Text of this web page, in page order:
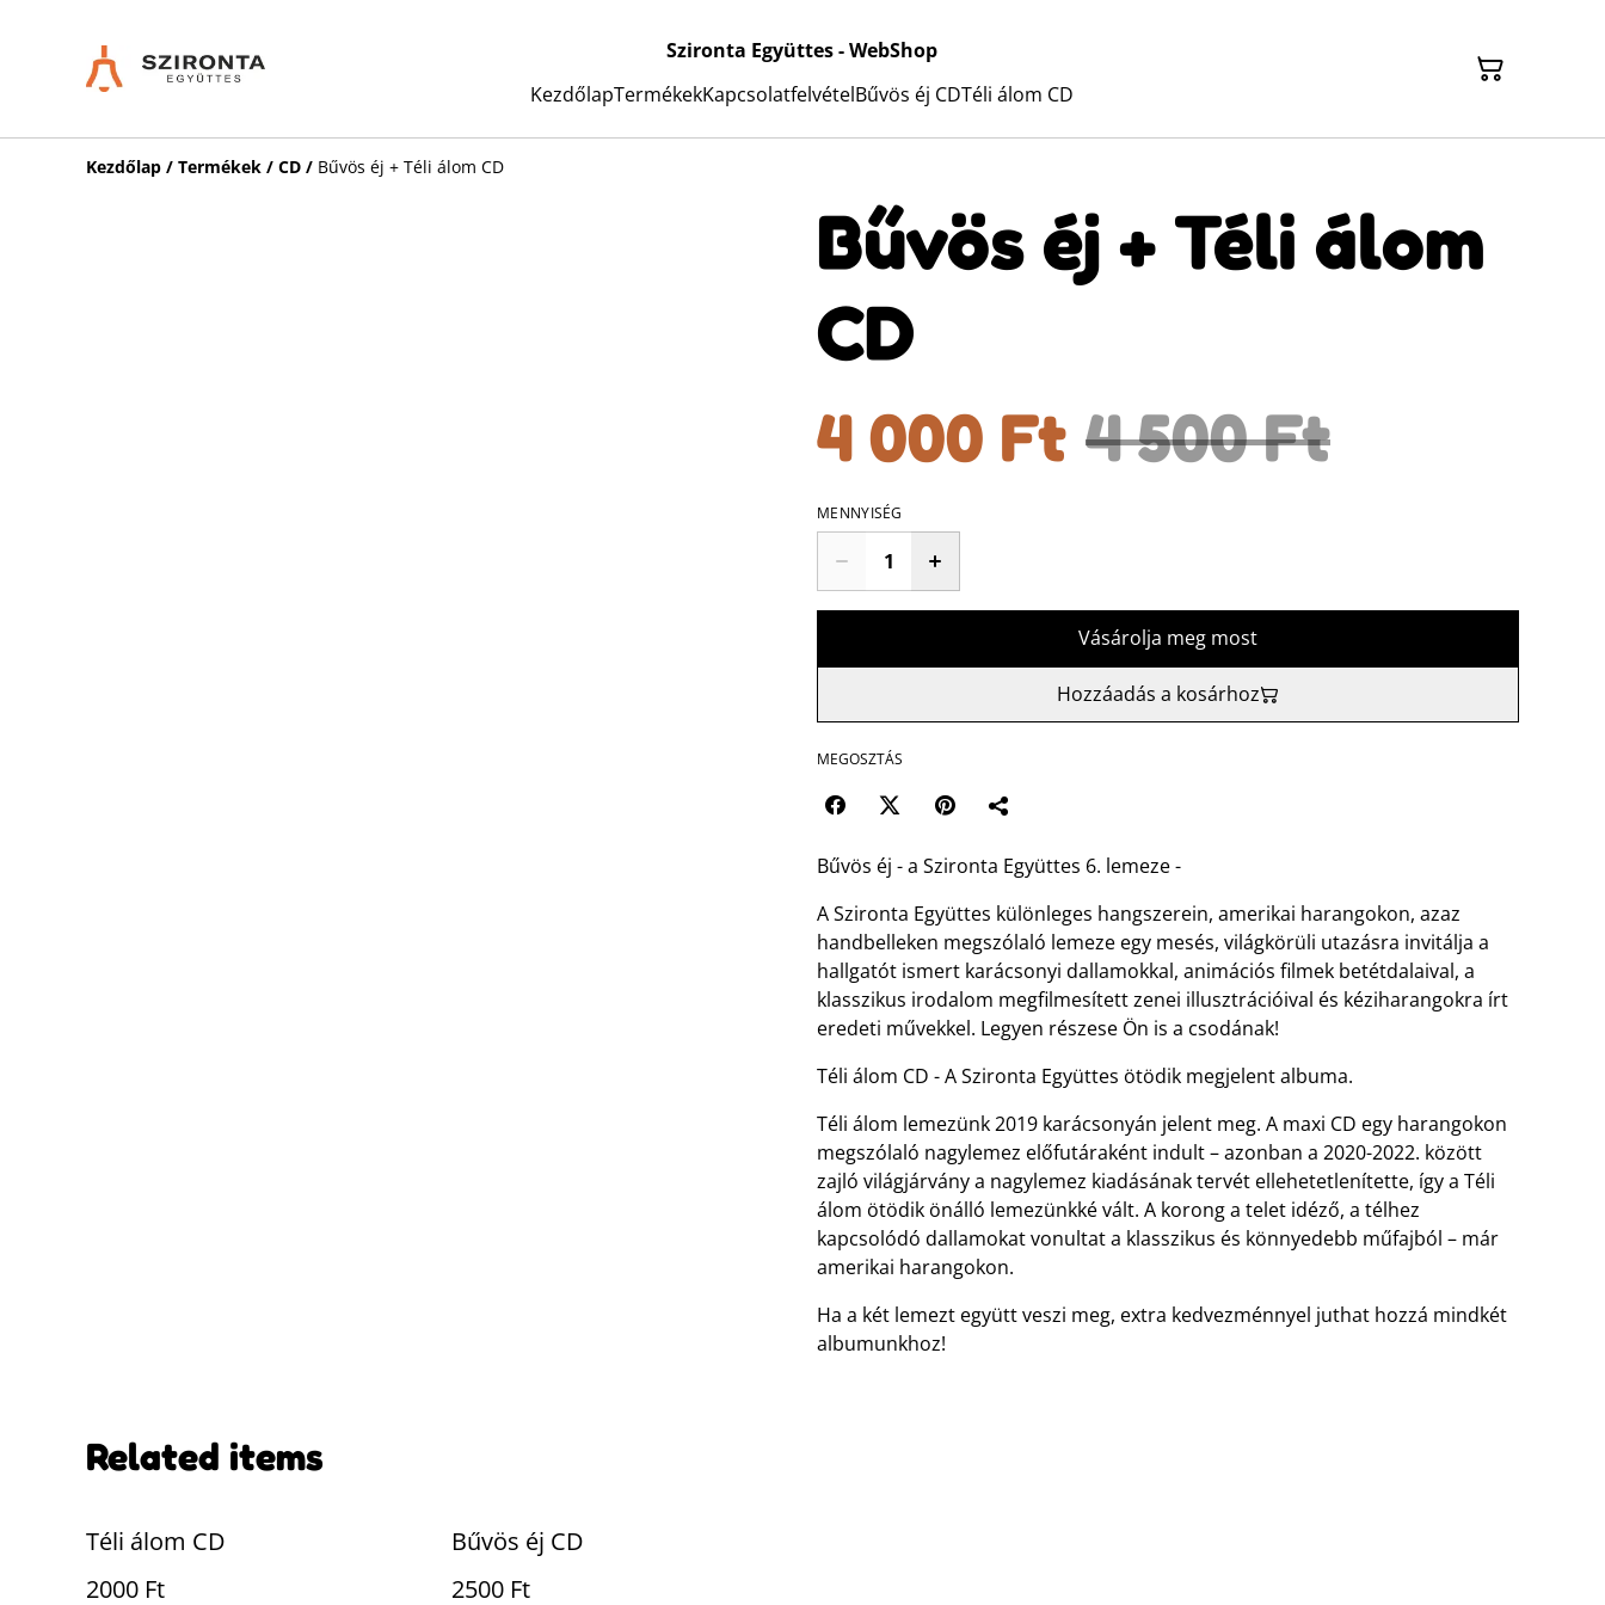
Szironta Együttes - WebShop
KezdőlapTermékekKapcsolatfelvételBűvös éj CDTéli álom CD
Kezdőlap / Termékek / CD / Bűvös éj + Téli álom CD
Bűvös éj + Téli álom
CD
4 000 Ft 4 500 Ft
MENNYISÉG
Vásárolja meg most
Hozzáadás a kosárhoz
MEGOSZTÁS
Bűvös éj - a Szironta Együttes 6. lemeze -
A Szironta Együttes különleges hangszerein, amerikai harangokon, azaz
handbelleken megszólaló lemeze egy mesés, világkörüli utazásra invitálja a
hallgatót ismert karácsonyi dallamokkal, animációs ﬁlmek betétdalaival, a
klasszikus irodalom megﬁlmesített zenei illusztrációival és kéziharangokra írt
eredeti művekkel. Legyen részese Ön is a csodának!
Téli álom CD - A Szironta Együttes ötödik megjelent albuma.
Téli álom lemezünk 2019 karácsonyán jelent meg. A maxi CD egy harangokon
megszólaló nagylemez előfutáraként indult – azonban a 2020-2022. között
zajló világjárvány a nagylemez kiadásának tervét ellehetetlenítette, így a Téli
álom ötödik önálló lemezünkké vált. A korong a telet idéző, a télhez
kapcsolódó dallamokat vonultat a klasszikus és könnyedebb műfajból – már
amerikai harangokon.
Ha a két lemezt együtt veszi meg, extra kedvezménnyel juthat hozzá mindkét
albumunkhoz!
Related items
Téli álom CD
2000 Ft
Bűvös éj CD
2500 Ft